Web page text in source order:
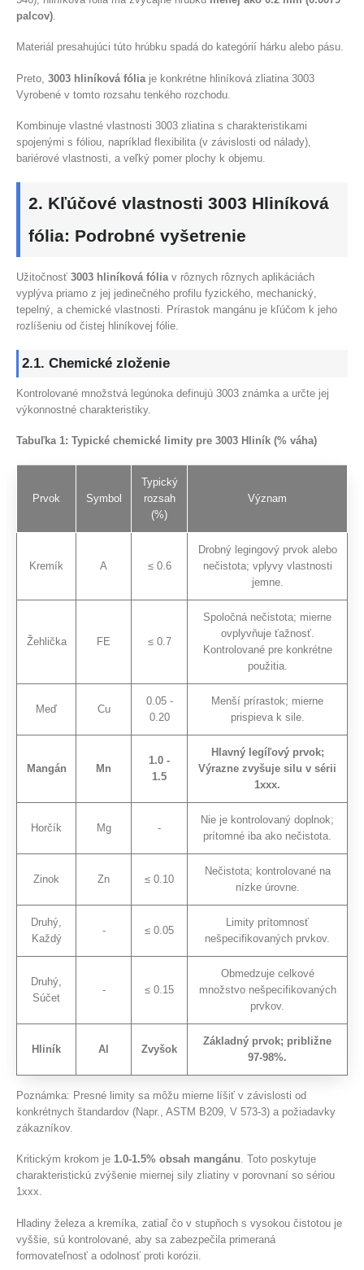
palcov)
Materiál presahujúci túto hrúbku spadá do kategórií hárku alebo pásu.
Preto, 3003 hliníková fólia je konkrétne hliníková zliatina 3003
Vyrobené v tomto rozsahu tenkého rozchodu.
Kombinuje vlastné vlastnosti 3003 zliatina s charakteristikami
spojenými s fóliou, napríklad flexibilita (v závislosti od nálady),
bariérové ​​vlastnosti, a veľký pomer plochy k objemu.
2. Kľúčové vlastnosti 3003 Hliníková
fólia: Podrobné vyšetrenie
Užitočnosť 3003 hliníková fóliav rôznych rôznych aplikáciách
vyplýva priamo z jej jedinečného profilu fyzického, mechanický,
tepelný, a chemické vlastnosti. Prírastok mangánu je kľúčom k jeho
rozlíšeniu od čistej hliníkovej fólie.
2.1. Chemické zloženie
Kontrolované množstvá legúnoka definujú 3003 známka a určte jej
výkonnostné charakteristiky.
Tabuľka 1: Typické chemické limity pre 3003 Hliník (% váha)
Prvok Symbol
Typický
rozsah
(%)
Význam
Kremík A ≤ 0.6
Drobný legingový prvok alebo
nečistota; vplyvy vlastnosti
jemne.
Žehlička FE ≤ 0.7
Spoločná nečistota; mierne
ovplyvňuje ťažnosť.
Kontrolované pre konkrétne
použitia.
Meď Cu
0.05 -
0.20
Menší prírastok; mierne
prispieva k sile.
Mangán Mn
1.0 -
1.5
Hlavný legíľový prvok;
Výrazne zvyšuje silu v sérii
1xxx.
Horčík Mg -
Nie je kontrolovaný doplnok;
prítomné iba ako nečistota.
Zinok Zn ≤ 0.10
Nečistota; kontrolované na
nízke úrovne.
Druhý,
Každý
- ≤ 0.05
Limity prítomnosť
nešpecifikovaných prvkov.
Druhý,
Súčet
- ≤ 0.15
Obmedzuje celkové
množstvo nešpecifikovaných
prvkov.
Hliník Al Zvyšok
Základný prvok; približne
97-98%.
Poznámka: Presné limity sa môžu mierne líšiť v závislosti od
konkrétnych štandardov (Napr., ASTM B209, V 573-3) a požiadavky
zákazníkov.
Kritickým krokom je 1.0-1.5% obsah mangánu. Toto poskytuje
charakteristickú zvýšenie miernej sily zliatiny v porovnaní so sériou
1xxx.
Hladiny železa a kremíka, zatiaľ čo v stupňoch s vysokou čistotou je
vyššie, sú kontrolované, aby sa zabezpečila primeraná
formovateľnosť a odolnosť proti korózii.